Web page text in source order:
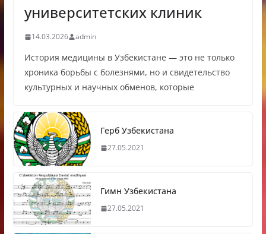
университетских клиник
14.03.2026 admin
История медицины в Узбекистане — это не только
хроника борьбы с болезнями, но и свидетельство
культурных и научных обменов, которые
Герб Узбекистана
27.05.2021
Гимн Узбекистана
27.05.2021